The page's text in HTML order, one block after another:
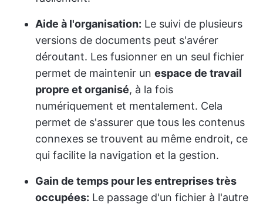
Aide à l'organisation: Le suivi de plusieurs
versions de documents peut s'avérer
déroutant. Les fusionner en un seul fichier
permet de maintenir un espace de travail
propre et organisé, à la fois
numériquement et mentalement. Cela
permet de s'assurer que tous les contenus
connexes se trouvent au même endroit, ce
qui facilite la navigation et la gestion.
Gain de temps pour les entreprises très
occupées: Le passage d'un fichier à l'autre